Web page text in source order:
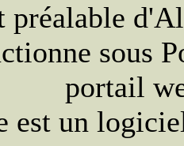
préalable
sous
portail
est un